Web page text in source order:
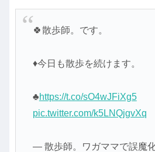
🍀散歩師。です。
♦今日も散歩を続けます。
♣https://t.co/sO4wJFiXg5
pic.twitter.com/k5LNQjgvXq
— 散歩師。ワガママで誤魔化